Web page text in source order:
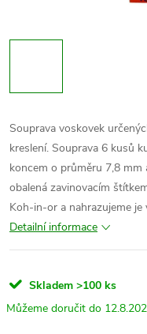
Souprava voskovek
kreslení. Souprava 6 kusů
koncem o průměru 7,8 mm
obalená zavinovacím
Koh-in-or a nahrazujeme
Detailní informace
Skladem >100 ks